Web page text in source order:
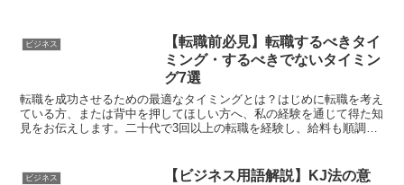
ビジネス
【転職前必見】転職するべきタイ
ミング・するべきでないタイミン
グ7選
転職を成功させるための最適なタイミングとは？はじめに転職を考え
ている方、または背中を押してほしい方へ、私の経験を通じて得た知
見をお伝えします。二十代で3回以上の転職を経験し、給料も順調に
ビジネス
【ビジネス用語解説】KJ法の意